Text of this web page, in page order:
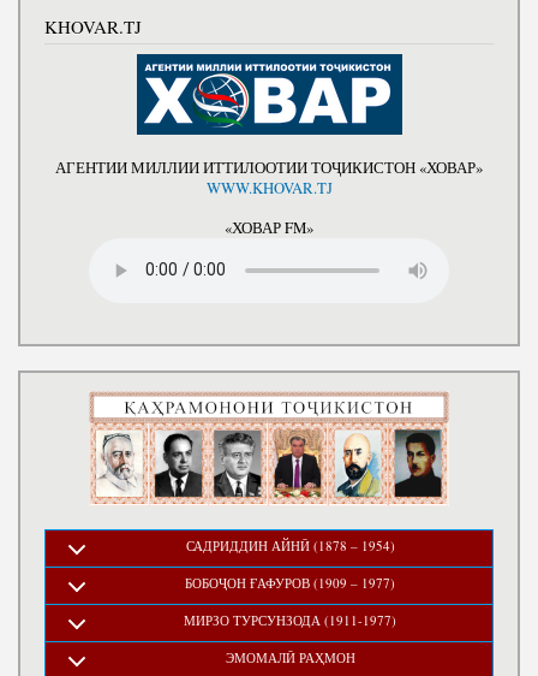
KHOVAR.TJ
АГЕНТИИ МИЛЛИИ ИТТИЛООТИИ ТОҶИКИСТОН «ХОВАР»
WWW.KHOVAR.TJ
«ХОВАР FM»
САДРИДДИН АЙНӢ (1878 – 1954)
БОБОҶОН ҒАФУРОВ (1909 – 1977)
МИРЗО ТУРСУНЗОДА (1911-1977)
ЭМОМАЛӢ РАҲМОН